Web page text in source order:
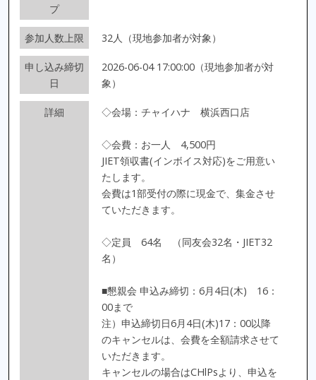
プ
参加人数上限 32人（現地参加者が対象）
申し込み締切
日
2026-06-04 17:00:00（現地参加者が対
象）
詳細 ◇会場：チャイハナ 横浜西口店
◇会費：お一人 4,500円
JIET領収書(インボイス対応)をご用意い
たします。
会費は1部受付の際に現金で、集金させ
ていただきます。
◇定員 64名 （同友会32名・JIET32
名）
■懇親会 申込み締切：6月4日(木) 16：
00まで
注）申込締切日6月4日(木)17：00以降
のキャンセルは、会費を全額請求させて
いただきます。
キャンセルの場合はCHlPsより、申込を